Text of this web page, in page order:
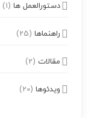
دستورالعمل ها(1)
راهنماها(25)
مقالات (2)
ویدئوها(20)